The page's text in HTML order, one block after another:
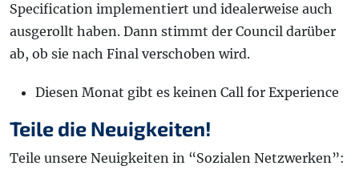
Specification implementiert und idealerweise auch
ausgerollt haben. Dann stimmt der Council darüber
ab, ob sie nach Final verschoben wird.
Diesen Monat gibt es keinen Call for Experience
Teile die Neuigkeiten!
Teile unsere Neuigkeiten in “Sozialen Netzwerken”: